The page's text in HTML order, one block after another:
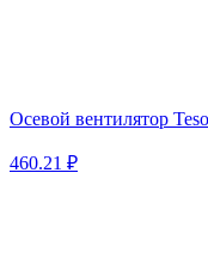
Осевой вентилятор
460.21 ₽